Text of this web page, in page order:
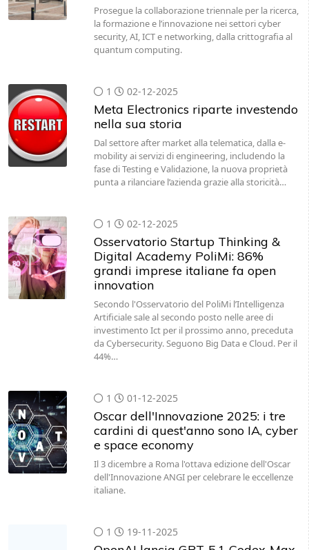
Prosegue la collaborazione triennale per la ricerca,
la formazione e l’innovazione nei settori cyber
security, AI, ICT e networking, dalla crittografia al
quantum computing.
1 02-12-2025
Meta Electronics riparte investendo
nella sua storia
Dal settore after market alla telematica, dalla e-
mobility ai servizi di engineering, includendo la
fase di Testing e Validazione, la nuova proprietà
punta a rilanciare l’azienda grazie alla storicità…
1 02-12-2025
Osservatorio Startup Thinking &
Digital Academy PoliMi: 86%
grandi imprese italiane fa open
innovation
Secondo l'Osservatorio del PoliMi l’Intelligenza
Artificiale sale al secondo posto nelle aree di
investimento Ict per il prossimo anno, preceduta
da Cybersecurity. Seguono Big Data e Cloud. Per il
44%…
1 01-12-2025
Oscar dell'Innovazione 2025: i tre
cardini di quest'anno sono IA, cyber
e space economy
Il 3 dicembre a Roma l'ottava edizione dell'Oscar
dell'Innovazione ANGI per celebrare le eccellenze
italiane.
1 19-11-2025